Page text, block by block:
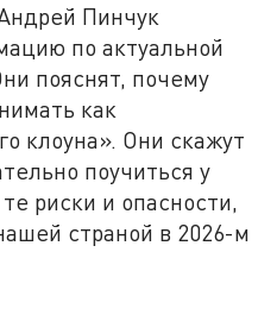
Пинчук
по актуальной
пояснят, почему
как
клоуна». Они скажут
поучиться у
риски и опасности,
страной в 2026-м